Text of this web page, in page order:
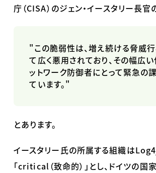
庁（CISA）のジェン・イースタリー長官
"この脆弱性は、増え続ける脅威
て広く悪用されており、その幅広
ットワーク防御者にとって緊急の
ています。"
とあります。
イースタリー氏の所属する組織は
「critical（致命的）」とし、ドイツの国